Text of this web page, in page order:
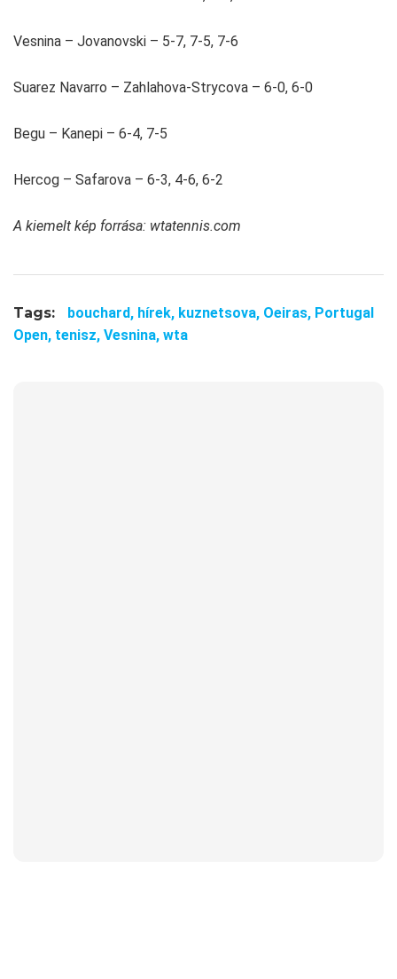
Vesnina – Jovanovski – 5-7, 7-5, 7-6
Suarez Navarro – Zahlahova-Strycova – 6-0, 6-0
Begu – Kanepi – 6-4, 7-5
Hercog – Safarova – 6-3, 4-6, 6-2
A kiemelt kép forrása: wtatennis.com
Tags: bouchard, hírek, kuznetsova, Oeiras, Portugal
Open, tenisz, Vesnina, wta